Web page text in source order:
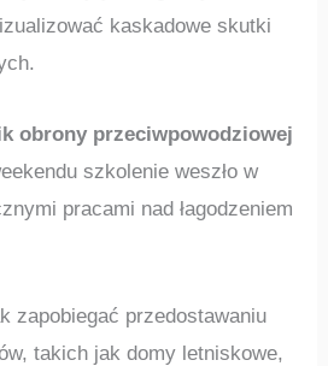
kaskadowe skutki
obrony przeciwpowodziowej
szkolenie weszło w
pracami nad łagodzeniem
zapobiegać przedostawaniu
takich jak domy letniskowe,